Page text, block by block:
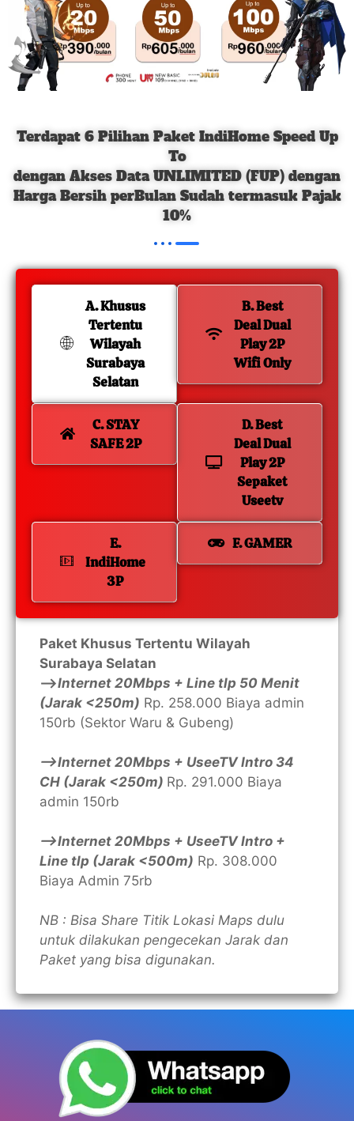
Terdapat 6 Pilihan Paket IndiHome Speed Up
To
dengan Akses Data UNLIMITED (FUP) dengan
Harga Bersih perBulan Sudah termasuk Pajak
10%
A. Khusus
Tertentu
Wilayah
Surabaya
Selatan
B. Best
Deal Dual
Play 2P
Wifi Only
C. STAY
SAFE 2P
D. Best
Deal Dual
Play 2P
Sepaket
Useetv
E.
IndiHome
3P
F. GAMER
Paket Khusus Tertentu Wilayah
Surabaya Selatan
—>Internet 20Mbps + Line tlp 50 Menit
(Jarak <250m) Rp. 258.000 Biaya admin
150rb (Sektor Waru & Gubeng)
—>Internet 20Mbps + UseeTV Intro 34
CH (Jarak <250m) Rp. 291.000 Biaya
admin 150rb
—>Internet 20Mbps + UseeTV Intro +
Line tlp (Jarak <500m) Rp. 308.000
Biaya Admin 75rb
NB : Bisa Share Titik Lokasi Maps dulu
untuk dilakukan pengecekan Jarak dan
Paket yang bisa digunakan.